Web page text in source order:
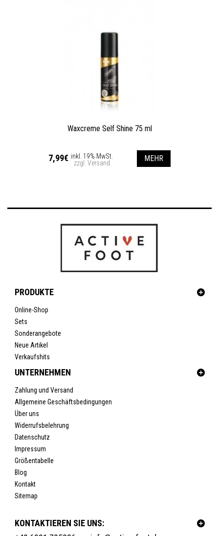
Waxcreme Self Shine 75 ml
7,99€ inkl. 19% MwSt.
zzgl. Versand
MEHR
PRODUKTE
Online-Shop
Sets
Sonderangebote
Neue Artikel
Verkaufshits
UNTERNEHMEN
Zahlung und Versand
Allgemeine Geschäftsbedingungen
Über uns
Widerrufsbelehrung
Datenschutz
Impressum
Größentabelle
Blog
Kontakt
Sitemap
KONTAKTIEREN SIE UNS: